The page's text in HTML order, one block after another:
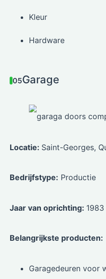
Kleur
Hardware
05Garage
Locatie: Saint-Georges,
Bedrijfstype: Productie
Jaar van oprichting: 1983
Belangrijkste producten:
Garagedeuren voor